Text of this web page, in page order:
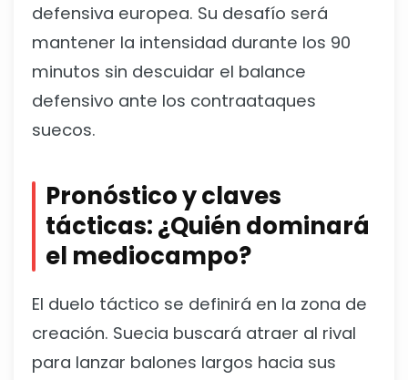
defensiva europea. Su desafío será
mantener la intensidad durante los 90
minutos sin descuidar el balance
defensivo ante los contraataques
suecos.
Pronóstico y claves
tácticas: ¿Quién dominará
el mediocampo?
El duelo táctico se definirá en la zona de
creación. Suecia buscará atraer al rival
para lanzar balones largos hacia sus